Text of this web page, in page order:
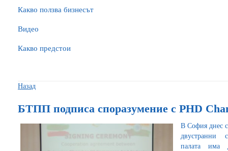
Какво ползва бизнесът
Видео
Какво предстои
Назад
БТПП подписа споразумение с PHD
В София днес
двустранни
палата има